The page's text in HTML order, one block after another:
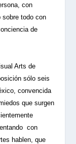
con
todo con
de
Arts de
sólo seis
convencida
que surgen
con
hablen, que